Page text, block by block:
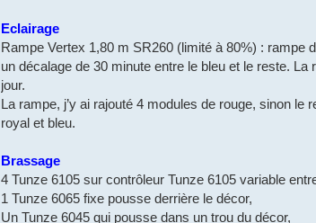
Eclairage
Rampe Vertex 1,80 m SR260 (limité à 80%) : rampe
un décalage de 30 minute entre le bleu et le reste.
jour.
La rampe, j’y ai rajouté 4 modules de rouge, sinon le
royal et bleu.
Brassage
4 Tunze 6105 sur contrôleur Tunze 6105 variable
1 Tunze 6065 fixe pousse derrière le décor,
Un Tunze 6045 qui pousse dans un trou du décor,